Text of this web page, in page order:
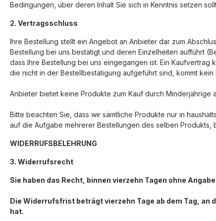
Bedingungen, über deren Inhalt Sie sich in Kenntnis setzen
2. Vertragsschluss
Ihre Bestellung stellt ein Angebot an Anbieter dar zum
Bestellung bei uns bestätigt und deren Einzelheiten aufführt
dass Ihre Bestellung bei uns eingegangen ist. Ein
die nicht in der Bestellbestätigung aufgeführt sind, kommt
Anbieter bietet keine Produkte zum Kauf durch
Bitte beachten Sie, dass wir sämtliche Produkte nur in
auf die Aufgabe mehrerer Bestellungen des selben
WIDERRUFSBELEHRUNG
3. Widerrufsrecht
Sie haben das Recht, binnen vierzehn Tagen ohne
Die Widerrufsfrist beträgt vierzehn Tage ab dem Tag, an
hat.